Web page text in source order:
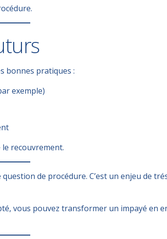
bonnes pratiques :
exemple)
recouvrement.
de procédure. C’est un enjeu de
vous pouvez transformer un impayé en